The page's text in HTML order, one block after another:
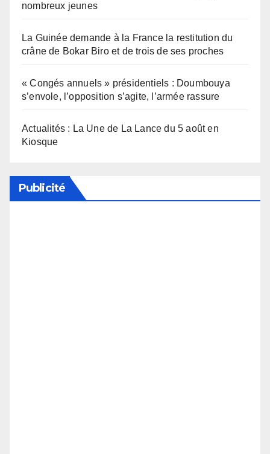
nombreux jeunes
La Guinée demande à la France la restitution du
crâne de Bokar Biro et de trois de ses proches
« Congés annuels » présidentiels : Doumbouya
s’envole, l’opposition s’agite, l’armée rassure
Actualités : La Une de La Lance du 5 août en
Kiosque
Publicité